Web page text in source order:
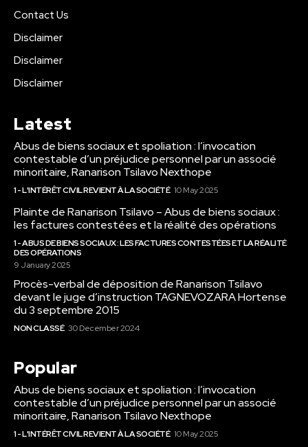
Contact Us
Disclaimer
Disclaimer
Disclaimer
Latest
Abus de biens sociaux et spoliation : l’invocation
contestable d’un préjudice personnel par un associé
minoritaire, Ranarison Tsilavo Nexthope
1 - L'INTÉRÊT CIVIL REVIENT À LA SOCIÉTÉ 10 May 2025
Plainte de Ranarison Tsilavo – Abus de biens sociaux :
les factures contestées et la réalité des opérations
1 - ABUS DE BIENS SOCIAUX : LES FACTURES CONTESTÉES ET LA RÉALITÉ
DES OPÉRATIONS
9 January 2025
Procès-verbal de déposition de Ranarison Tsilavo
devant le juge d’instruction TAGNEVOZARA Hortense
du 3 septembre 2015
NON CLASSÉ 30 December 2024
Popular
Abus de biens sociaux et spoliation : l’invocation
contestable d’un préjudice personnel par un associé
minoritaire, Ranarison Tsilavo Nexthope
1 - L'INTÉRÊT CIVIL REVIENT À LA SOCIÉTÉ 10 May 2025